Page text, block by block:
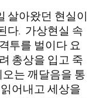
살아왔던 현실이
다. 가상현실 속
투를 벌이다 요
총상을 입고 죽
는 깨달음을 통
어내고 세상을